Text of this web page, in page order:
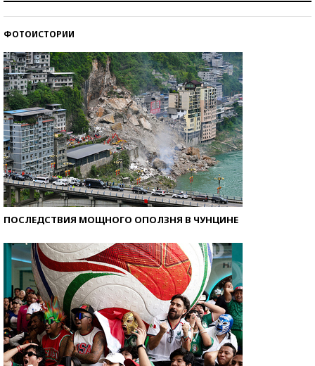
ФОТОИСТОРИИ
ПОСЛЕДСТВИЯ МОЩНОГО ОПОЛЗНЯ В ЧУНЦИНЕ